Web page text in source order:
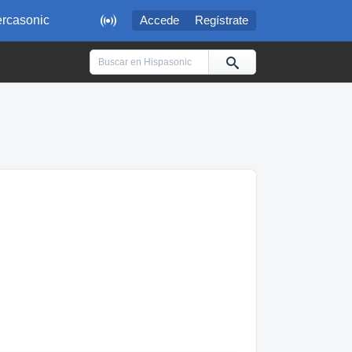
 Accede Regístrate